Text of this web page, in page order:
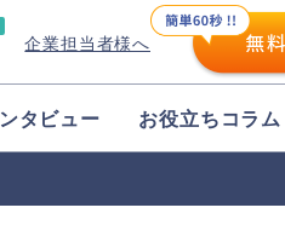
企業担当者様へ
タビュー お役立ちコラム